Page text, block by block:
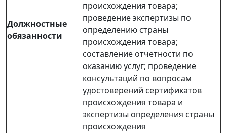
Должностные
обязанности
происхождения товара;
проведение экспертизы по
определению страны
происхождения товара;
составление отчетности по
оказанию услуг; проведение
консультаций по вопросам
удостоверений сертификатов
происхождения товара и
экспертизы определения страны
происхождения